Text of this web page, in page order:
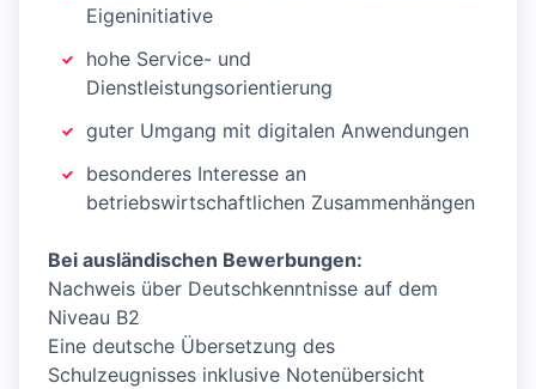
Eigeninitiative
hohe Service- und
Dienstleistungsorientierung
guter Umgang mit digitalen Anwendungen
besonderes Interesse an
betriebswirtschaftlichen Zusammenhängen
Bei ausländischen Bewerbungen:
Nachweis über Deutschkenntnisse auf dem
Niveau B2
Eine deutsche Übersetzung des
Schulzeugnisses inklusive Notenübersicht